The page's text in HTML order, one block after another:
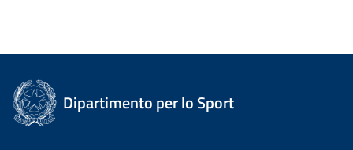
Dipartimento per lo Sport